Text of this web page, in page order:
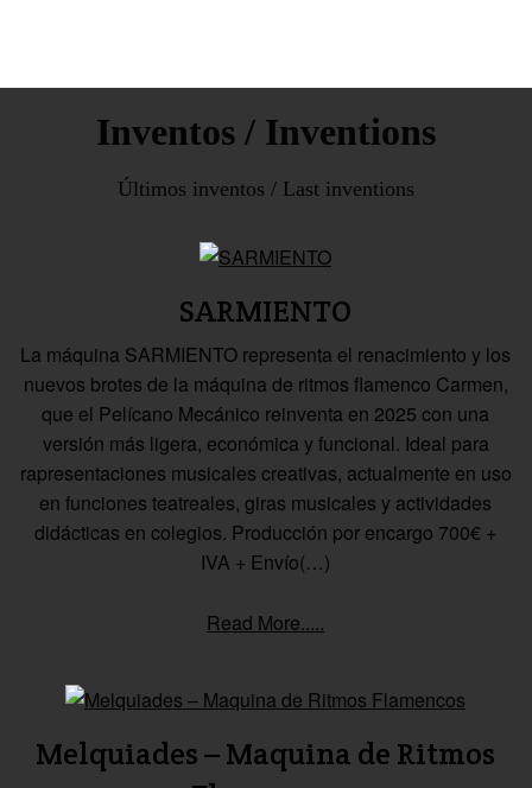
Inventos / Inventions
Últimos inventos / Last inventions
SARMIENTO
La máquina SARMIENTO representa el renacimiento y los
nuevos brotes de la máquina de ritmos flamenco Carmen,
que el Pelícano Mecánico reinventa en 2025 con una
versión más ligera, económica y funcional. Ideal para
rapresentaciones musicales creativas, actualmente en uso
en funciones teatreales, giras musicales y actividades
didácticas en colegios. Producción por encargo 700€ +
IVA + Envío(…)
Read More.....
Melquiades – Maquina de Ritmos